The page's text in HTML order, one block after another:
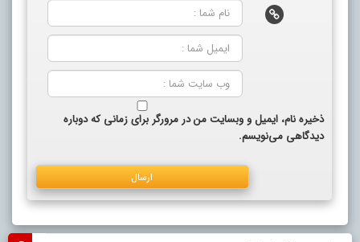
ذخیره نام، ایمیل و وبسایت من در مرورگر برای زمانی که دوباره
دیدگاهی می‌نویسم.